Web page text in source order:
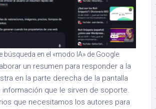
búsqueda en el «modo IA» de Google.
un resumen para responder a la
en la parte derecha de la pantalla
información que le sirven de soporte.
que necesitamos los autores para